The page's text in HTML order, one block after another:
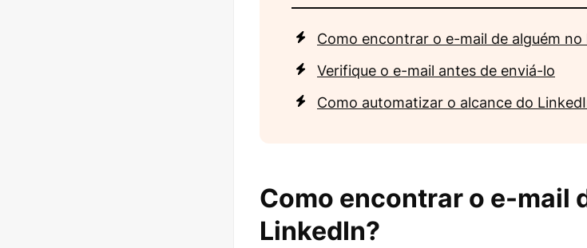
Como encontrar o e-mail de alguém no
Verifique o e-mail antes de enviá-lo
Como automatizar o alcance do
Como encontrar o e-mail
LinkedIn?